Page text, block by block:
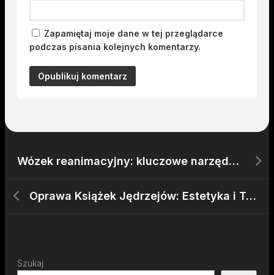
Zapamiętaj moje dane w tej przeglądarce
podczas pisania kolejnych komentarzy.
Wózek reanimacyjny: kluczowe narzędzie w ratowaniu życia pacjentów w nagłych sytuacjach
Oprawa Książek Jędrzejów: Estetyka i Trwałość
Szukaj